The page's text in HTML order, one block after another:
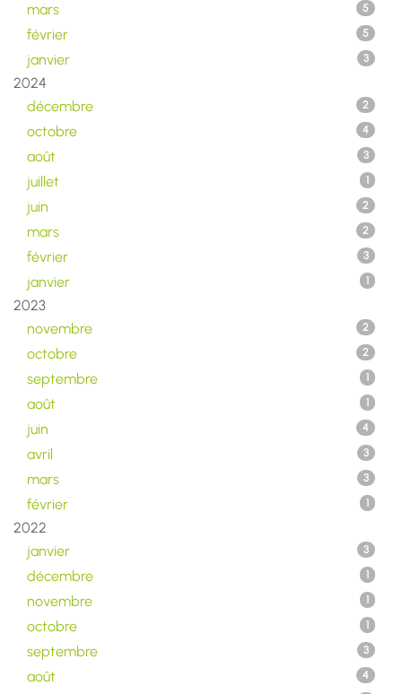
mars 5
février 5
janvier 3
2024
décembre
2
octobre 4
août 3
juillet 1
juin 2
mars 2
février 3
janvier 1
2023
novembre
2
octobre 2
septembre 1
août 1
juin 4
avril 3
mars 3
février 1
2022
janvier
3
décembre 1
novembre 1
octobre 1
septembre 3
août 4